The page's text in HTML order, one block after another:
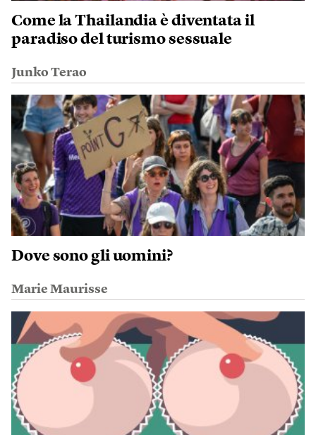
Come la Thailandia è diventata il
paradiso del turismo sessuale
Junko Terao
Dove sono gli uomini?
Marie Maurisse